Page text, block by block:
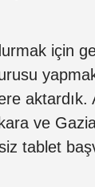
için
ve
tablet